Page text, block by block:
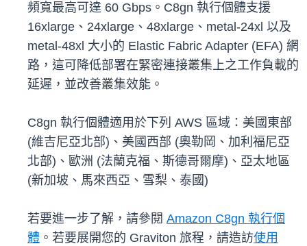
頻寬最高可達 60 Gbps。C8gn 執行個體支援
16xlarge、24xlarge、48xlarge、metal-24xl 以及
metal-48xl 大小的 Elastic Fabric Adapter (EFA) 網
路，這可降低部署在緊密連接叢集上之工作負載的
延遲，並改善叢集效能。
C8gn 執行個體適用於下列 AWS 區域：美國東部
(維吉尼亞北部)、美國西部 (奧勒岡、加利福尼亞
北部)、歐洲 (法蘭克福、斯德哥爾摩)、亞太地區
(新加坡、馬來西亞、雪梨、泰國)
若要進一步了解，請參閱 Amazon C8gn 執行個
體 。若要展開您的 Graviton 旅程，請造訪使用